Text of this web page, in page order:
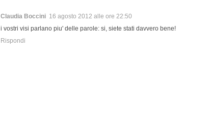
Claudia Boccini 16 agosto 2012 alle ore 22:50
i vostri visi parlano piu' delle parole: si, siete stati davvero bene!
Rispondi